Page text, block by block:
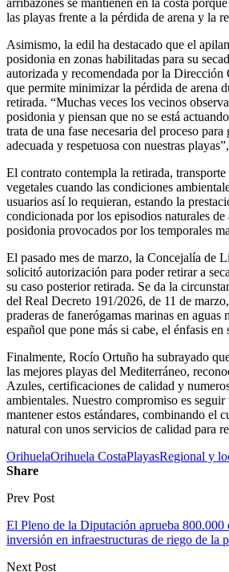
las playas frente a la pérdida de arena y la
Asimismo, la edil ha destacado que el
posidonia en zonas habilitadas para su
autorizada y recomendada por la Dirección
que permite minimizar la pérdida de arena
retirada. “Muchas veces los vecinos
posidonia y piensan que no se está
trata de una fase necesaria del proceso
adecuada y respetuosa con nuestras
El contrato contempla la retirada, transporte
vegetales cuando las condiciones
usuarios así lo requieran, estando la
condicionada por los episodios naturales
posidonia provocados por los temporales
El pasado mes de marzo, la Concejalía de
solicitó autorización para poder retirar a
su caso posterior retirada. Se da la
del Real Decreto 191/2026, de 11 de
praderas de fanerógamas marinas en
español que pone más si cabe, el énfasis en
Finalmente, Rocío Ortuño ha subrayado
las mejores playas del Mediterráneo,
Azules, certificaciones de calidad y
ambientales. Nuestro compromiso es seguir
mantener estos estándares, combinando el
natural con unos servicios de calidad para
OrihuelaOrihuela CostaPlayasRegional y
Share
Prev Post
El Pleno de la Diputación aprueba 800.000
inversión en infraestructuras de riego de la
Next Post